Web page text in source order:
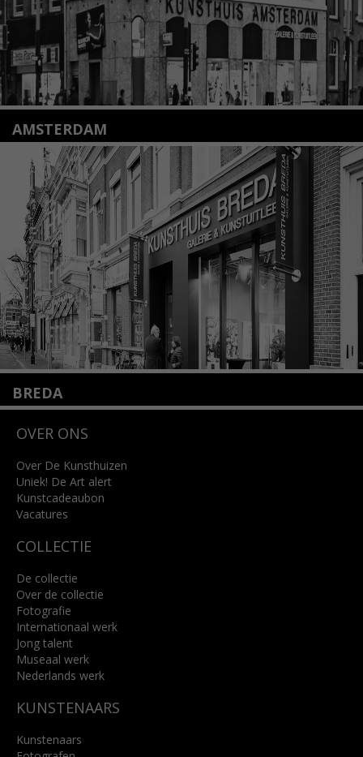
AMSTERDAM
Amstelveenseweg 135
1075 VX Amsterdam
+31 (0)20 2332546
info@kunsthuisamsterdam.nl
Lees meer
BREDA
4818 SB Breda
info@kunsthuisbreda.nl
Lees meer
OVER ONS
Over De Kunsthuizen
Uniek! De Art alert
Kunstcadeaubon
Vacatures
COLLECTIE
De collectie
Over de collectie
Fotografie
Internationaal werk
Jong talent
Museaal werk
Nederlands werk
KUNSTENAARS
Kunstenaars